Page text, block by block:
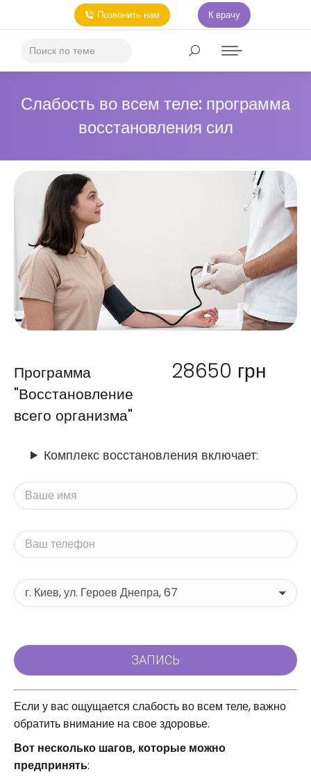
Позвонить нам К врачу
Слабость во всем теле: программа
восстановления сил
Программа
"Восстановление
всего организма"
28650 грн
Комплекс восстановления включает:
Если у вас ощущается слабость во всем теле, важно
обратить внимание на свое здоровье.
Вот несколько шагов, которые можно
предпринять: